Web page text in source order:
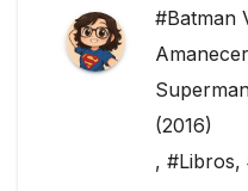
#Batman
(2016)
, #Libros,